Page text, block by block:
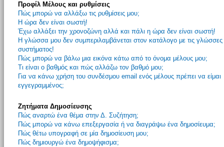
Προφίλ Μέλους και ρυθμίσεις
Πώς μπορώ να αλλάξω τις ρυθμίσεις μου;
Η ώρα δεν είναι σωστή!
Έχω αλλάξει την χρονοζώνη αλλά και πάλι η ώρα δεν είναι σωστή!
Η γλώσσα μου δεν συμπεριλαμβάνεται στον κατάλογο με τις γλώσσες
συστήματος!
Πώς μπορώ να βάλω μια εικόνα κάτω από το όνομα μέλους μου;
Τι είναι ο βαθμός και πώς αλλάζω τον βαθμό μου;
Για να κάνω χρήση του συνδέσμου email ενός μέλους πρέπει να είμαι
εγγεγραμμένος;
Ζητήματα Δημοσίευσης
Πώς αναρτώ ένα θέμα στην Δ. Συζήτηση;
Πώς μπορώ να κάνω επεξεργασία ή να διαγράψω ένα δημοσίευμα;
Πώς θέτω υπογραφή σε μία δημοσίευση μου;
Πώς δημιουργώ ένα δημοψήφισμα;